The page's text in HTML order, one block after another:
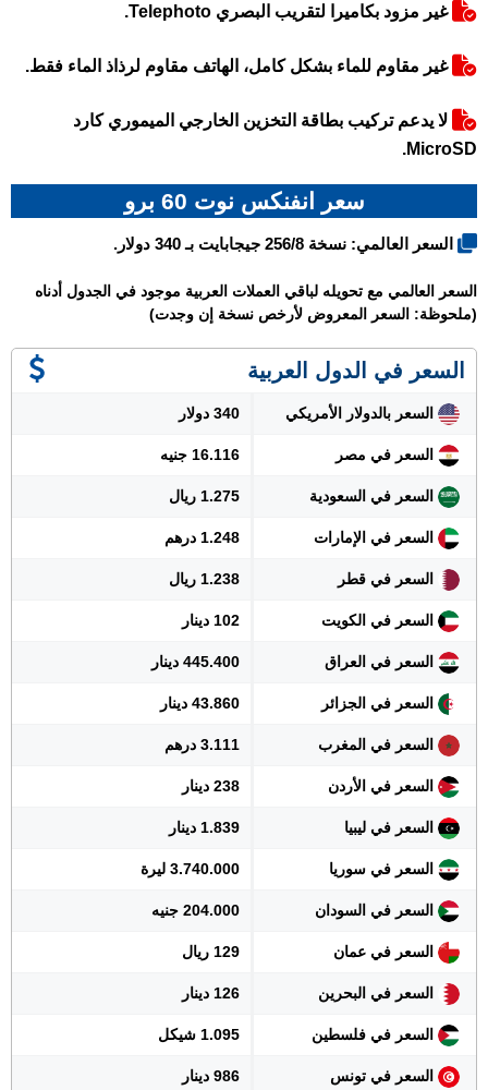
غير مزود بكاميرا لتقريب البصري Telephoto.
غير مقاوم للماء بشكل كامل، الهاتف مقاوم لرذاذ الماء فقط.
لا يدعم تركيب بطاقة التخزين الخارجي الميموري كارد
MicroSD.
سعر انفنكس نوت 60 برو
السعر العالمي: نسخة 256/8 جيجابايت بـ 340 دولار.
السعر العالمي مع تحويله لباقي العملات العربية موجود في الجدول أدناه
(ملحوظة: السعر المعروض لأرخص نسخة إن وجدت)
السعر في الدول العربية
السعر بالدولار الأمريكي 340 دولار
السعر في مصر 16.116 جنيه
السعر في السعودية 1.275 ريال
السعر في الإمارات 1.248 درهم
السعر في قطر 1.238 ريال
السعر في الكويت 102 دينار
السعر في العراق 445.400 دينار
السعر في الجزائر 43.860 دينار
السعر في المغرب 3.111 درهم
السعر في الأردن 238 دينار
السعر في ليبيا 1.839 دينار
السعر في سوريا 3.740.000 ليرة
السعر في السودان 204.000 جنيه
السعر في عمان 129 ريال
السعر في البحرين 126 دينار
السعر في فلسطين 1.095 شيكل
السعر في تونس 986 دينار